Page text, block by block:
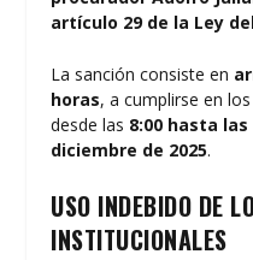
artículo 29 de la Ley
La sanción consiste en
horas, a cumplirse en
desde las 8:00 hasta las
diciembre de 2025.
USO INDEBIDO DE
INSTITUCIONALES